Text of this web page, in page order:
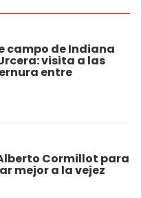
campo de Indiana
visita a las
entre
Cormillot para
mejor a la vejez